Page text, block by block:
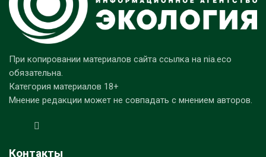
При копировании материалов сайта ссылка на nia.eco
обязательна.
Категория материалов 18+
Мнение редакции может не совпадать с мнением авторов.
Контакты